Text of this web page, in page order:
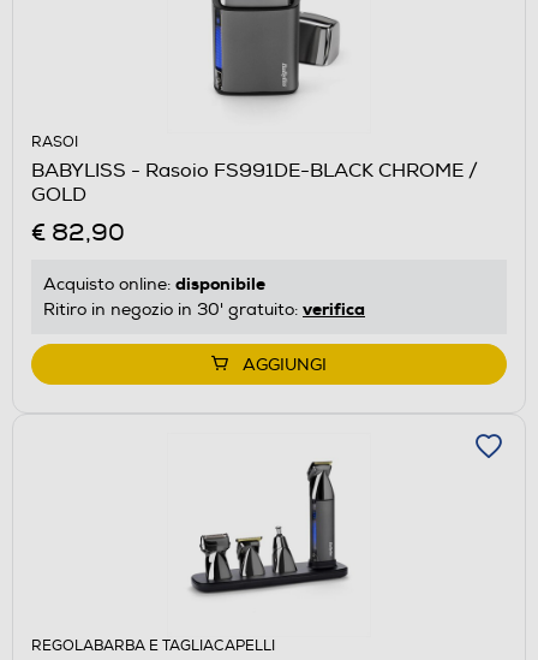
RASOI
BABYLISS - Rasoio FS991DE-BLACK CHROME /
GOLD
€ 82,90
Acquisto online: disponibile
Ritiro in negozio in 30' gratuito: verifica
AGGIUNGI
REGOLABARBA E TAGLIACAPELLI